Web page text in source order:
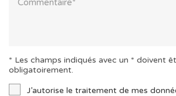
* Les champs indiqués avec un * doivent
obligatoirement.
J’autorise le traitement de mes